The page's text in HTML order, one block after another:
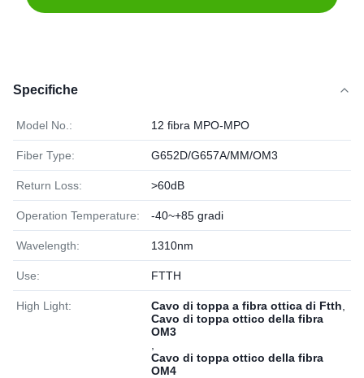
Specifiche
Model No.: 12 fibra MPO-MPO
Fiber Type: G652D/G657A/MM/OM3
Return Loss: >60dB
Operation Temperature: -40~+85 gradi
Wavelength: 1310nm
Use: FTTH
High Light: Cavo di toppa a fibra ottica di Ftth
Cavo di toppa ottico della fibra
OM3
Cavo di toppa ottico della fibra
OM4